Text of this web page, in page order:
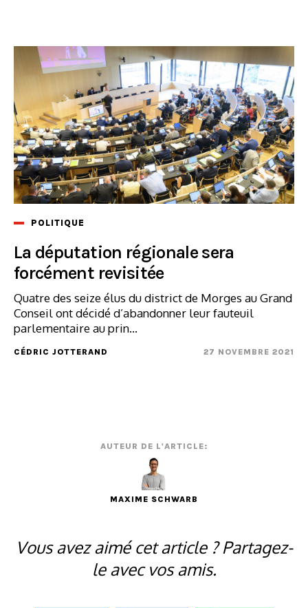
POLITIQUE
La députation régionale sera
forcément revisitée
Quatre des seize élus du district de Morges au Grand
Conseil ont décidé d’abandonner leur fauteuil
parlementaire au prin...
CÉDRIC JOTTERAND 27 NOVEMBRE 2021
AUTEUR DE L'ARTICLE:
MAXIME SCHWARB
Vous avez aimé cet article ? Partagez-
le avec vos amis.